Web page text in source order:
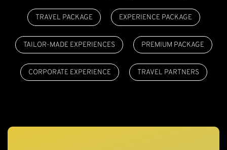
TRAVEL PACKAGE EXPERIENCE PACKAGE
TAILOR-MADE EXPERIENCES PREMIUM PACKAGE
CORPORATE EXPERIENCE TRAVEL PARTNERS